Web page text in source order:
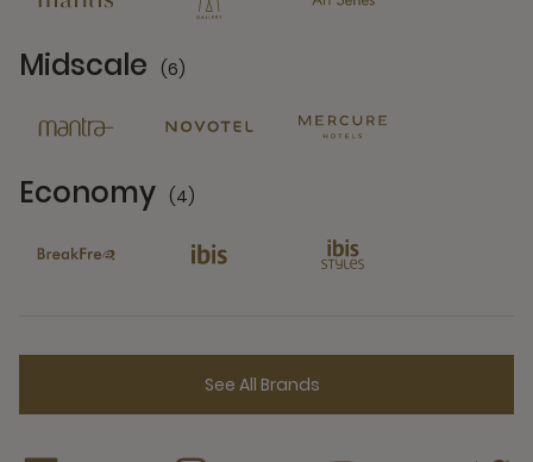
Midscale (6)
Economy (4)
See All Brands